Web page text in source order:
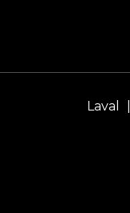
Laval